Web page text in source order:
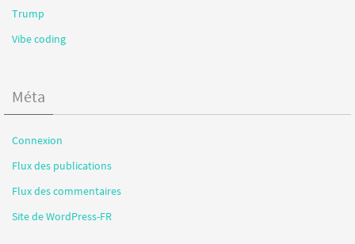
Trump
Vibe coding
Méta
Connexion
Flux des publications
Flux des commentaires
Site de WordPress-FR